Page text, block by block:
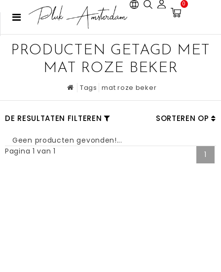
0
PRODUCTEN GETAGD MET
MAT ROZE BEKER
Tags mat roze beker
DE RESULTATEN FILTEREN SORTEREN OP
Geen producten gevonden!...
Pagina 1 van 1
1